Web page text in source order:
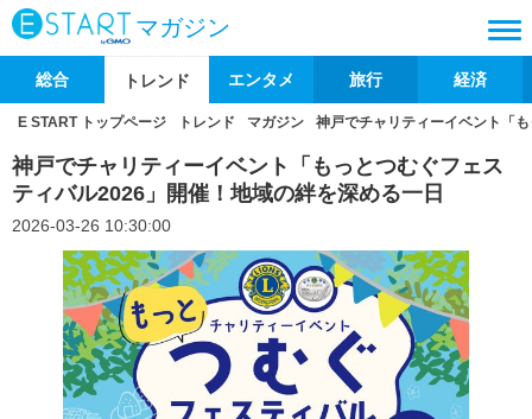
マガジン
総合 トレンド エンタメ 旅行 経済
E START トップページ トレンド マガジン 神戸でチャリティーイベント「
神戸でチャリティーイベント「もっとつむぐフェス
ティバル2026」開催！地域の絆を深める一日
2026-03-26 10:30:00